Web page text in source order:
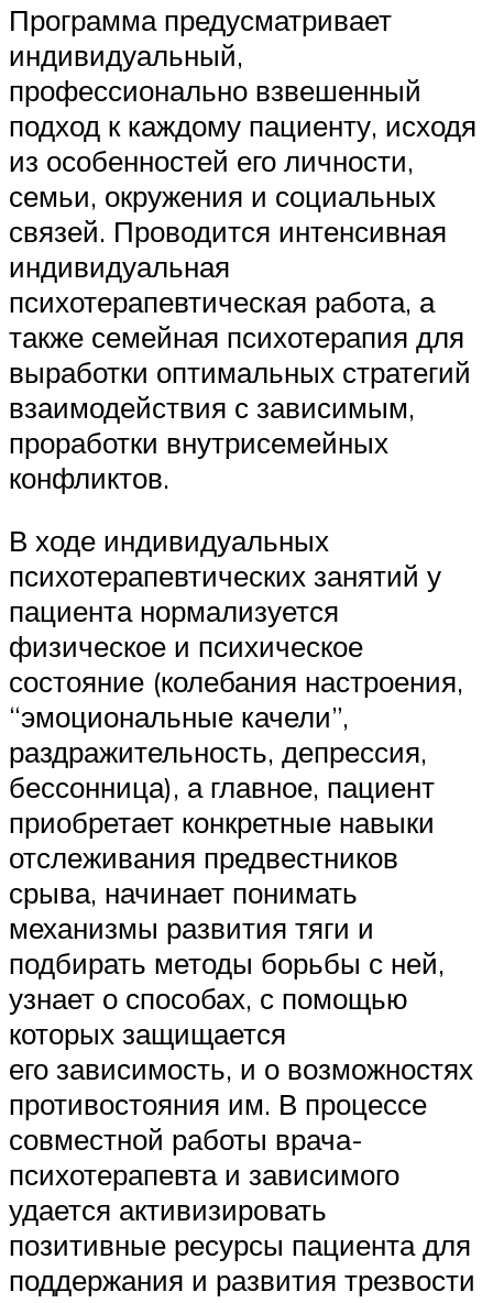
Программа предусматривает
индивидуальный,
профессионально взвешенный
подход к каждому пациенту, исходя
из особенностей его личности,
семьи, окружения и социальных
связей. Проводится интенсивная
индивидуальная
психотерапевтическая работа, а
также семейная психотерапия для
выработки оптимальных стратегий
взаимодействия с зависимым,
проработки внутрисемейных
конфликтов.
В ходе индивидуальных
психотерапевтических занятий у
пациента нормализуется
физическое и психическое
состояние (колебания настроения,
“эмоциональные качели”,
раздражительность, депрессия,
бессонница), а главное, пациент
приобретает конкретные навыки
отслеживания предвестников
срыва, начинает понимать
механизмы развития тяги и
подбирать методы борьбы с ней,
узнает о способах, с помощью
которых защищается
его зависимость, и о возможностях
противостояния им. В процессе
совместной работы врача-
психотерапевта и зависимого
удается активизировать
позитивные ресурсы пациента для
поддержания и развития трезвости